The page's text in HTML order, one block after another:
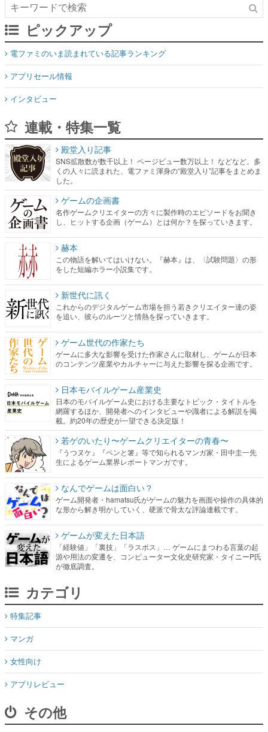
ピックアップ
電ファミのいま読まれている記事ランキング
アプリセール情報
インタビュー
連載・特集一覧
殿堂入り記事
SNS拡散数が数千以上！ ページビュー数万以上！ などなど。多
くの人々に読まれた、電ファミ渾身の“殿堂入り”記事をまとめま
した。
ゲームの企画書
名作ゲームクリエイターの方々に製作時のエピソードをお聞き
し、ヒットする企画（ゲーム）とは何か？を探っていきます。
赫本
この物語を解いてはいけない。『赫本』は、〈試験問題〉の形
をした短編ホラー小説集です。
新世代に訊く
これからのデジタルゲーム市場を担う若きクリエイター達の姿
を追い、彼らのルーツと情熱を探っていきます。
ゲーム世代の作家たち
ゲームに多大な影響を受けた作家さんに取材し、ゲームが日本
のコンテンツ産業やカルチャーに与えた影響を探る企画です。
日本モバイルゲーム産業史
日本のモバイルゲーム史における主要なトピック・タイトルを
網羅するほか、開発者へのインタビューや識者による解説を掲
載。約20年の歴史が一望できる決定版！
若ゲのいたり〜ゲームクリエイターの青春〜
『うつヌケ』『ペンと箸』等で知られるマンガ家・田中圭一先
生によるゲーム業界レポートマンガです。
なんでゲームは面白い？
ゲーム開発者・hamatsu氏がゲームの魅力を画面や操作の具体的
な形から解き明かしていく、硬派で骨太な評論連載です。
ゲームが変えた日本語
「経験値」「裏技」「ラスボス」… ゲームにまつわる言葉の起
源や用法の変遷を、コンピューター文化史研究家・タイニーP氏
が徹底調査。
カテゴリ
特集記事
マンガ
女性向け
アプリレビュー
その他